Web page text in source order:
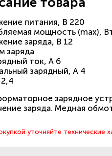
питания, В 220
мощность (max),
заряда, В 12
заряда
ток, А 6
зарядный, А 4
2,4
зарядное
заряда. Медная
уточняйте технические